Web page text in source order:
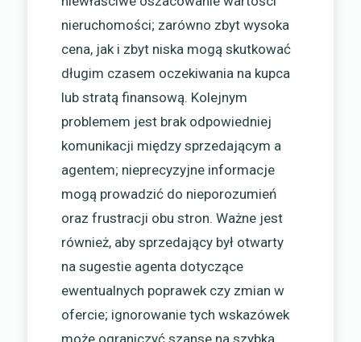
nieruchomości; zarówno zbyt wysoka
cena, jak i zbyt niska mogą skutkować
długim czasem oczekiwania na kupca
lub stratą finansową. Kolejnym
problemem jest brak odpowiedniej
komunikacji między sprzedającym a
agentem; nieprecyzyjne informacje
mogą prowadzić do nieporozumień
oraz frustracji obu stron. Ważne jest
również, aby sprzedający był otwarty
na sugestie agenta dotyczące
ewentualnych poprawek czy zmian w
ofercie; ignorowanie tych wskazówek
może ograniczyć szanse na szybką